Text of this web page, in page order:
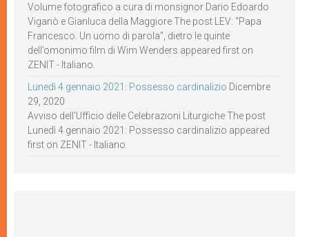
Volume fotografico a cura di monsignor Dario Edoardo
Viganò e Gianluca della Maggiore The post LEV: “Papa
Francesco. Un uomo di parola”, dietro le quinte
dell’omonimo film di Wim Wenders appeared first on
ZENIT - Italiano.
Lunedì 4 gennaio 2021: Possesso cardinalizio Dicembre
29, 2020
Avviso dell’Ufficio delle Celebrazioni Liturgiche The post
Lunedì 4 gennaio 2021: Possesso cardinalizio appeared
first on ZENIT - Italiano.